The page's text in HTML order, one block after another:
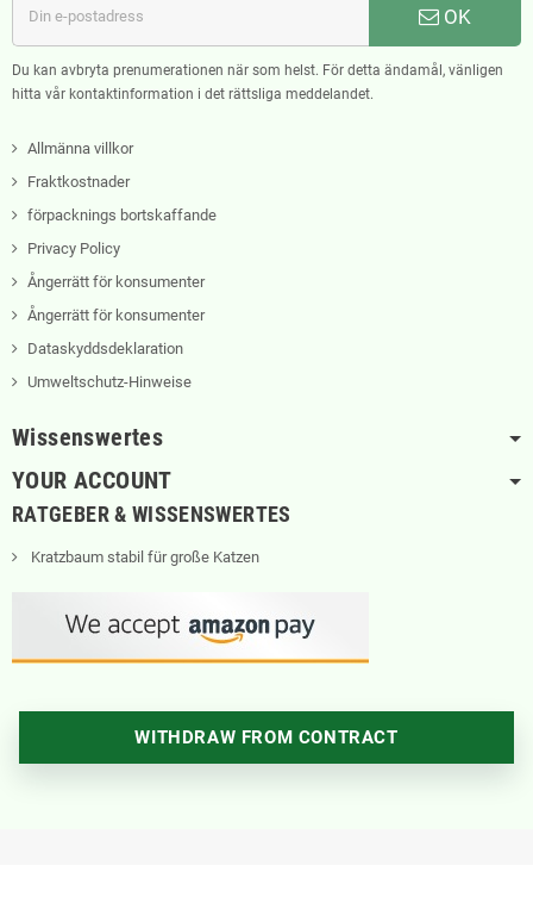
OK
Du kan avbryta prenumerationen när som helst. För detta ändamål, vänligen
hitta vår kontaktinformation i det rättsliga meddelandet.
Allmänna villkor
Fraktkostnader
förpacknings bortskaffande
Privacy Policy
Ångerrätt för konsumenter
Ångerrätt för konsumenter
Dataskyddsdeklaration
Umweltschutz-Hinweise
Wissenswertes
YOUR ACCOUNT
RATGEBER & WISSENSWERTES
Kratzbaum stabil für große Katzen
WITHDRAW FROM CONTRACT